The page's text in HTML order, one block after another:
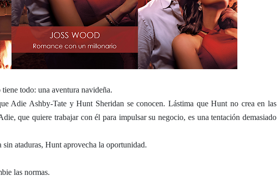
todo: una aventura navideña.
Adie Ashby-Tate y Hunt Sheridan se conocen. Lástima que Hunt no crea en las
que quiere trabajar con él para impulsar su negocio, es una tentación demasiado
sin ataduras, Hunt aprovecha la oportunidad.
las normas.